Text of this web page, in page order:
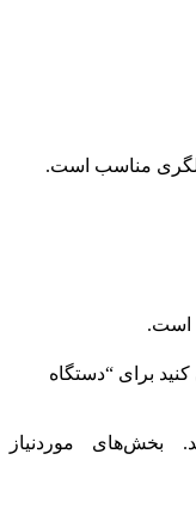
است.
برای “دستگاه
بخش‌های موردنیاز